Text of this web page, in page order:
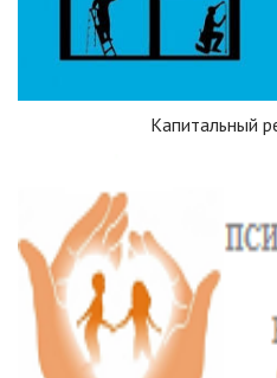
Капитальный